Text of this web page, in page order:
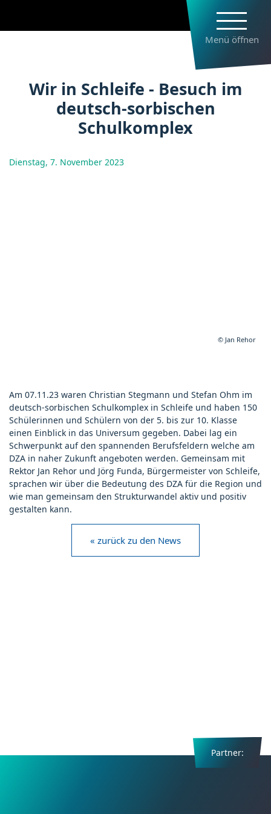
Inhalt
Menü öffnen
Wir in Schleife - Besuch im
Wir in Schleife - Besuch im
deutsch-sorbischen
Schulkomplex
Dienstag, 7. November 2023
© Jan Rehor
Am 07.11.23 waren Christian Stegmann und Stefan Ohm im
deutsch-sorbischen Schulkomplex in Schleife und haben 150
Schülerinnen und Schülern von der 5. bis zur 10. Klasse
einen Einblick in das Universum gegeben. Dabei lag ein
Schwerpunkt auf den spannenden Berufsfeldern welche am
DZA in naher Zukunft angeboten werden. Gemeinsam mit
Rektor Jan Rehor und Jörg Funda, Bürgermeister von Schleife,
sprachen wir über die Bedeutung des DZA für die Region und
wie man gemeinsam den Strukturwandel aktiv und positiv
gestalten kann.
« zurück zu den News
Partner: